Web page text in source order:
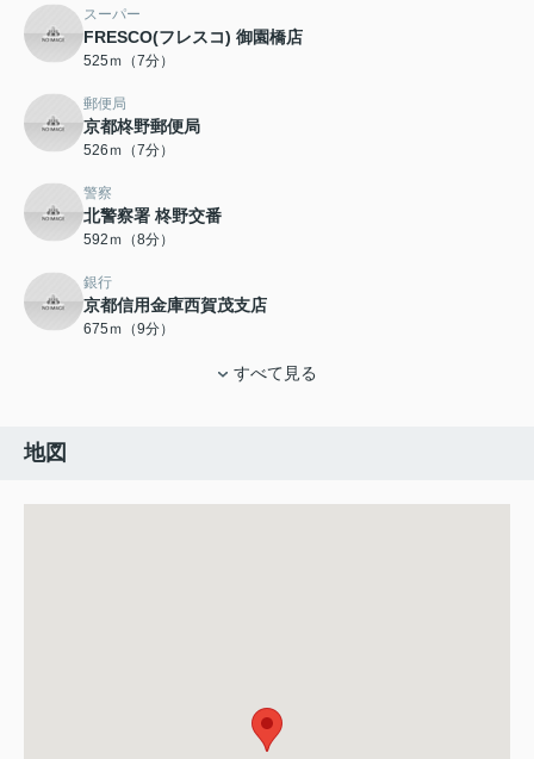
スーパー
FRESCO(フレスコ) 御園橋店
525ｍ（7分）
郵便局
京都柊野郵便局
526ｍ（7分）
警察
北警察署 柊野交番
592ｍ（8分）
銀行
京都信用金庫西賀茂支店
675ｍ（9分）
すべて見る
地図